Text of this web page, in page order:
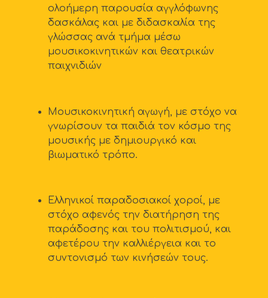
ολοήμερη παρουσία αγγλόφωνης
δασκάλας και με διδασκαλία της
γλώσσας ανά τμήμα μέσω
μουσικοκινητικών και θεατρικών
παιχνιδιών
Μουσικοκινητική αγωγή, με στόχο να
γνωρίσουν τα παιδιά τον κόσμο της
μουσικής με δημιουργικό και
βιωματικό τρόπο.
Ελληνικοί παραδοσιακοί χοροί, με
στόχο αφενός την διατήρηση της
παράδοσης και του πολιτισμού, και
αφετέρου την καλλιέργεια και το
συντονισμό των κινήσεών τους.